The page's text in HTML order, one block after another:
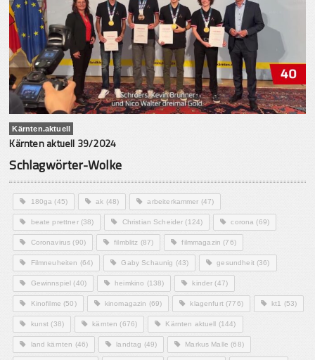
Kärnten.aktuell
Kärnten aktuell 39/2024
Schlagwörter-Wolke
180ga (45) ak (48) arbeiterkammer (47)
beate prettner(38) Christian Scheider (124) corona (69)
Coronavirus (90) filmblitz (87) filmmagazin (76)
Filmneuheiten (64) Gaby Schaunig (43) gesundheit(36)
Gewinnspiel (40) heimkino (138) kinder (47)
Kinofilme (50) kinomagazin (69) klagenfurt(776) kt1 (53)
kunst (38) kärnten (676) Kärnten aktuell (144)
land kärnten (46) landtag (49) Markus Malle (68)